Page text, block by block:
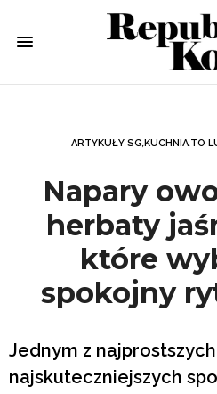
ARTYKUŁY SG,KUCHNIA,TO
Napary
herbaty
które
spokojny
Jednym z
najskuteczniejszych